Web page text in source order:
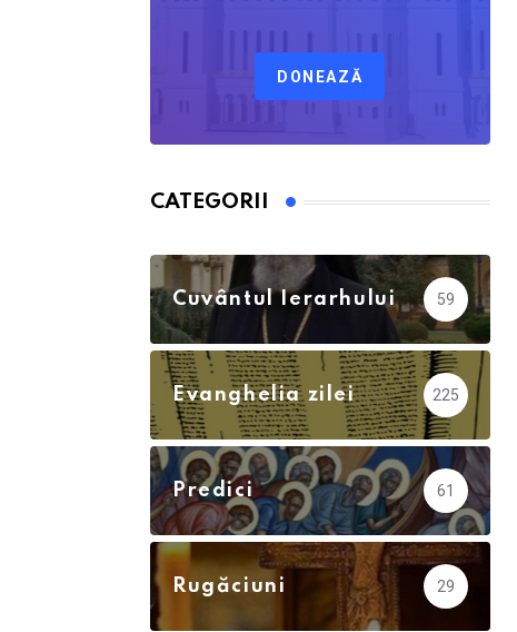
DONEAZĂ
CATEGORII
Cuvântul Ierarhului 59
Evanghelia zilei 225
Predici 61
Rugăciuni 29